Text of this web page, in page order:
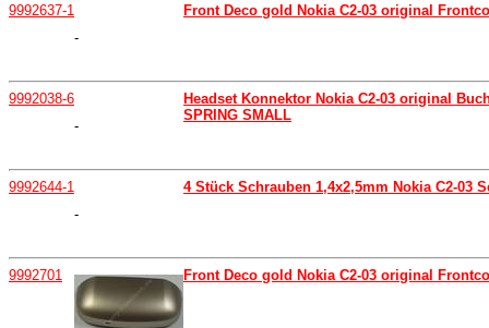
9992637-1
-
Front Deco gold Nokia C2-03 original
9992038-6
-
Headset Konnektor Nokia C2-03 original
SPRING SMALL
9992644-1
-
4 Stück Schrauben 1,4x2,5mm Nokia C2-03
9992701 Front Deco gold Nokia C2-03 original